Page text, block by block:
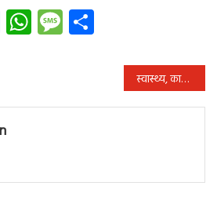
Telegram
WhatsApp
Message
स्वास्थ्य, कानून सेवाएं ,योजनाएं सब ठप्प, सरकार कर्ज पे कर्ज लेकर मस्त : साय